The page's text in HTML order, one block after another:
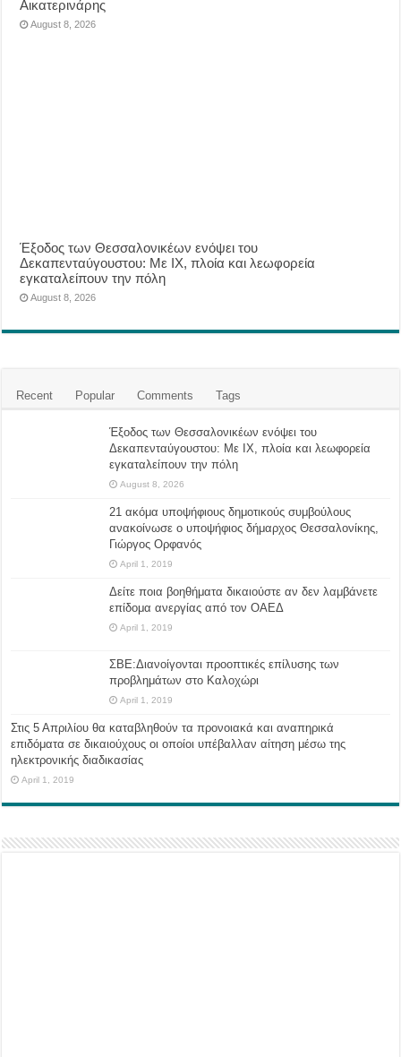
Αικατερινάρης
August 8, 2026
Έξοδος των Θεσσαλονικέων ενόψει του
Δεκαπενταύγουστου: Με ΙΧ, πλοία και λεωφορεία
εγκαταλείπουν την πόλη
August 8, 2026
Recent Popular Comments Tags
Έξοδος των Θεσσαλονικέων ενόψει του
Δεκαπενταύγουστου: Με ΙΧ, πλοία και λεωφορεία
εγκαταλείπουν την πόλη
August 8, 2026
21 ακόμα υποψήφιους δημοτικούς συμβούλους
ανακοίνωσε ο υποψήφιος δήμαρχος Θεσσαλονίκης,
Γιώργος Ορφανός
April 1, 2019
Δείτε ποια βοηθήματα δικαιούστε αν δεν λαμβάνετε
επίδομα ανεργίας από τον ΟΑΕΔ
April 1, 2019
ΣΒΕ:Διανοίγονται προοπτικές επίλυσης των
προβλημάτων στο Καλοχώρι
April 1, 2019
Στις 5 Απριλίου θα καταβληθούν τα προνοιακά και αναπηρικά
επιδόματα σε δικαιούχους οι οποίοι υπέβαλλαν αίτηση μέσω της
ηλεκτρονικής διαδικασίας
April 1, 2019